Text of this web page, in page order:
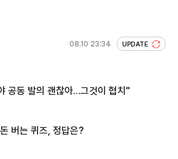
08.10 23:34 UPDATE
공동 발의 괜찮아…그것이 협치"
버는 퀴즈, 정답은?